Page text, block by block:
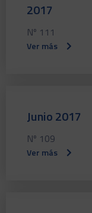
2017
Nº 111
Ver más
Junio 2017
Nº 109
Ver más